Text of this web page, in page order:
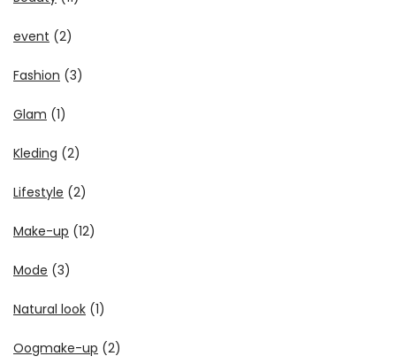
event (2)
Fashion (3)
Glam (1)
Kleding (2)
Lifestyle (2)
Make-up (12)
Mode (3)
Natural look (1)
Oogmake-up (2)